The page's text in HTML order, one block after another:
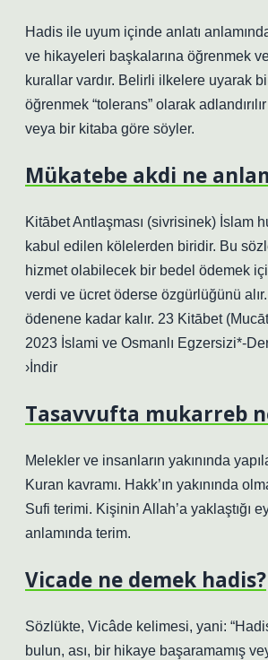
Hadis ile uyum içinde anlatı
ve hikayeleri başkalarına öğrenmek
kurallar vardır. Belirli ilkelere uyarak
öğrenmek “tolerans” olarak
veya bir kitaba göre söyler.
Mükatebe akdi ne
Kitābet Antlaşması (sivrisinek) İslam
kabul edilen kölelerden biridir. Bu
hizmet olabilecek bir bedel ödemek
verdi ve ücret öderse özgürlüğünü
ödenene kadar kalır. 23 Kitābet
2023 İslami ve Osmanlı Egzersizi*-
›İndir
Tasavvufta mukarreb
Melekler ve insanların yakınında
Kuran kavramı. Hakk’ın yakınında
Sufi terimi. Kişinin Allah’a yaklaştığı
anlamında terim.
Vicade ne demek hadis?
Sözlükte, Vicâde kelimesi, yani:
bulun, ası, bir hikaye başaramamış